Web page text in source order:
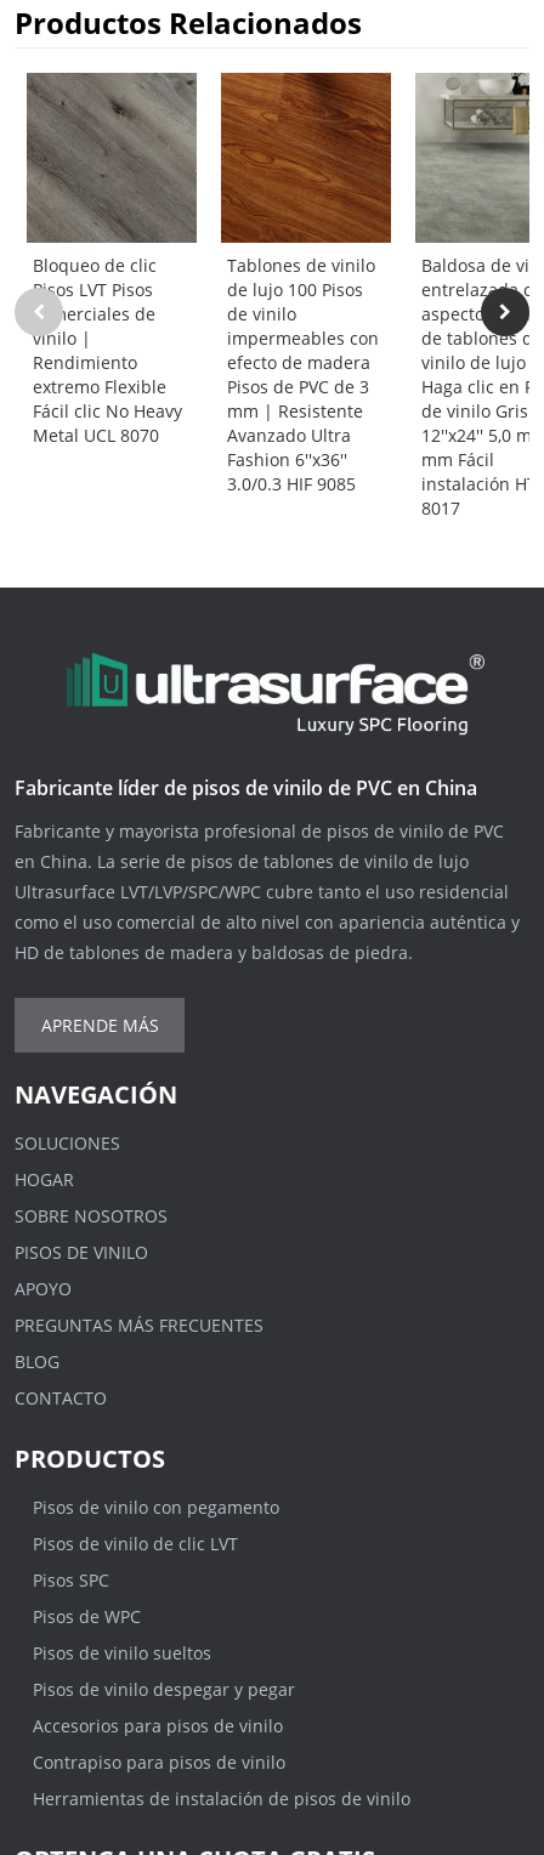
Productos Relacionados
Bloqueo de clic
Pisos LVT Pisos
comerciales de
vinilo |
Rendimiento
extremo Flexible
Fácil clic No Heavy
Metal UCL 8070
Tablones de vinilo
de lujo 100 Pisos
de vinilo
impermeables con
efecto de madera
Pisos de PVC de 3
mm | Resistente
Avanzado Ultra
Fashion 6''x36''
3.0/0.3 HIF 9085
Baldosa de
entrelazada
aspecto de
de tablones de
vinilo de lujo
Haga clic en
de vinilo Gris |
12''x24'' 5,0
mm Fácil
instalación
8017
Fabricante líder de pisos de vinilo de PVC en China
Fabricante y mayorista profesional de pisos de vinilo de PVC
en China. La serie de pisos de tablones de vinilo de lujo
Ultrasurface LVT/LVP/SPC/WPC cubre tanto el uso residencial
como el uso comercial de alto nivel con apariencia auténtica y
HD de tablones de madera y baldosas de piedra.
APRENDE MÁS
NAVEGACIÓN
SOLUCIONES
HOGAR
SOBRE NOSOTROS
PISOS DE VINILO
APOYO
PREGUNTAS MÁS FRECUENTES
BLOG
CONTACTO
PRODUCTOS
Pisos de vinilo con pegamento
Pisos de vinilo de clic LVT
Pisos SPC
Pisos de WPC
Pisos de vinilo sueltos
Pisos de vinilo despegar y pegar
Accesorios para pisos de vinilo
Contrapiso para pisos de vinilo
Herramientas de instalación de pisos de vinilo